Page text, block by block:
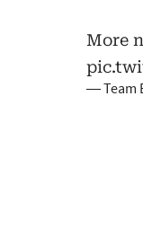
More
— Team